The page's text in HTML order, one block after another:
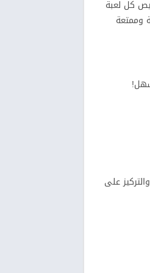
كل لعبة
وممتعة
على